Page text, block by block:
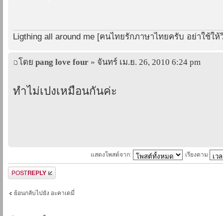
Ligthing all around me [คนไทยรักภาษาไทยครับ อย่าใช้ใ
โดย pang love four » จันทร์ เม.ย. 26, 2010 6:24 pm
ทำไม่เปงเหมือนกันค่ะ
แสดงโพสต์จาก: เรียงตาม
ตอบกระทู้
ย้อนกลับไปยัง อะคาเดมี่